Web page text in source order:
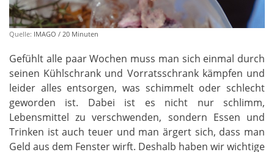
Quelle: IMAGO / 20 Minuten
Gefühlt alle paar Wochen muss man sich einmal durch
seinen Kühlschrank und Vorratsschrank kämpfen und
leider alles entsorgen, was schimmelt oder schlecht
geworden ist. Dabei ist es nicht nur schlimm,
Lebensmittel zu verschwenden, sondern Essen und
Trinken ist auch teuer und man ärgert sich, dass man
Geld aus dem Fenster wirft. Deshalb haben wir wichtige